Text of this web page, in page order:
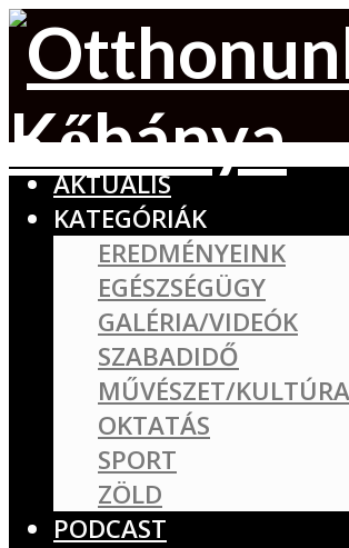
AKTUÁLIS
KATEGÓRIÁK
EREDMÉNYEINK
EGÉSZSÉGÜGY
GALÉRIA/VIDEÓK
SZABADIDŐ
MŰVÉSZET/KULTÚRA
OKTATÁS
SPORT
ZÖLD
PODCAST